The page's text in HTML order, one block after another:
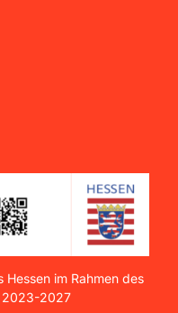
im Rahmen des
2023-2027